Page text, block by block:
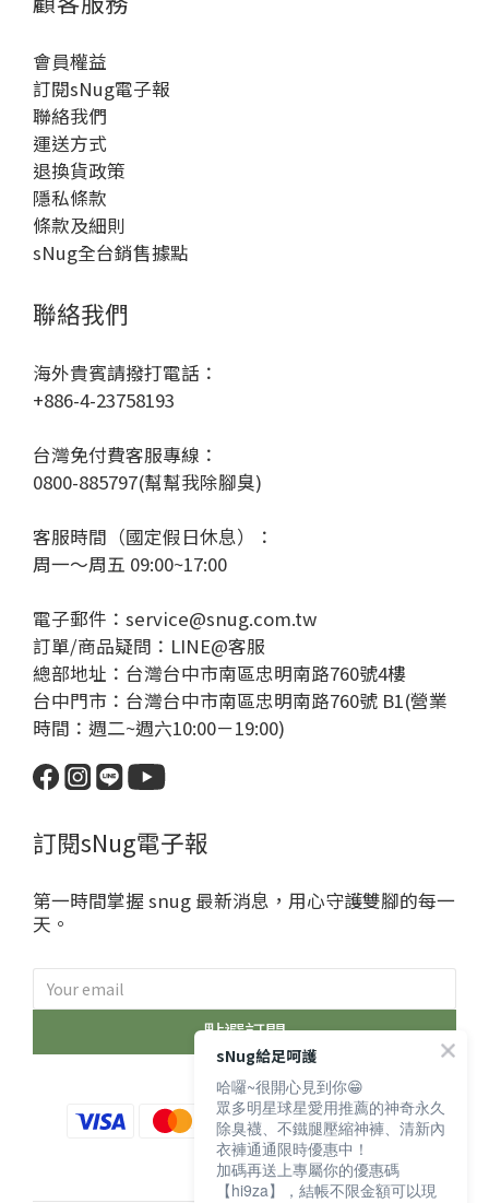
會員權益
訂閱sNug電子報
聯絡我們
運送方式
退換貨政策
隱私條款
條款及細則
sNug全台銷售據點
聯絡我們
海外貴賓請撥打電話：
+886-4-23758193
台灣免付費客服專線：
0800-885797(幫幫我除腳臭)
客服時間（國定假日休息）：
周一～周五 09:00~17:00
電子郵件：service@snug.com.tw
訂單/商品疑問： LINE@客服
總部地址：台灣台中市南區忠明南路760號4樓
台中門市：台灣台中市南區忠明南路760號 B1(營業
時間：週二~週六10:00－19:00)
訂閱sNug電子報
第一時間掌握 snug 最新消息，用心守護雙腳的每一
天。
點選訂閱
sNug給足呵護
哈囉~很開心見到你😁
眾多明星球星愛用推薦的神奇永久
除臭襪、不鐵腿壓縮神褲、清新內
衣褲通通限時優惠中！
加碼再送上專屬你的優惠碼
【hi9za】，結帳不限金額可以現